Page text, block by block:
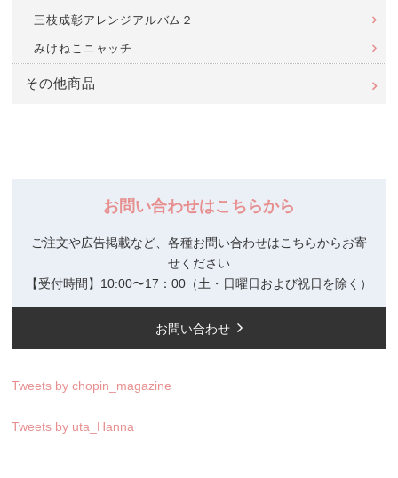
三枝成彰アレンジアルバム２
みけねこニャッチ
その他商品
お問い合わせはこちらから
ご注文や広告掲載など、各種お問い合わせはこちらからお寄
せください
【受付時間】10:00〜17：00（土・日曜日および祝日を除く）
お問い合わせ
Tweets by chopin_magazine
Tweets by uta_Hanna